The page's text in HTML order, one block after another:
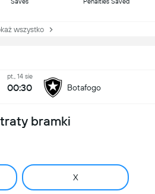
wszystko
pt., 14 sie
00:30 Botafogo
bramki
X